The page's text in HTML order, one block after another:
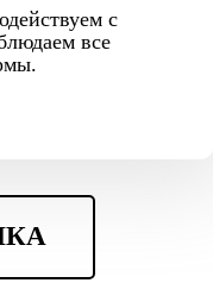
с
все